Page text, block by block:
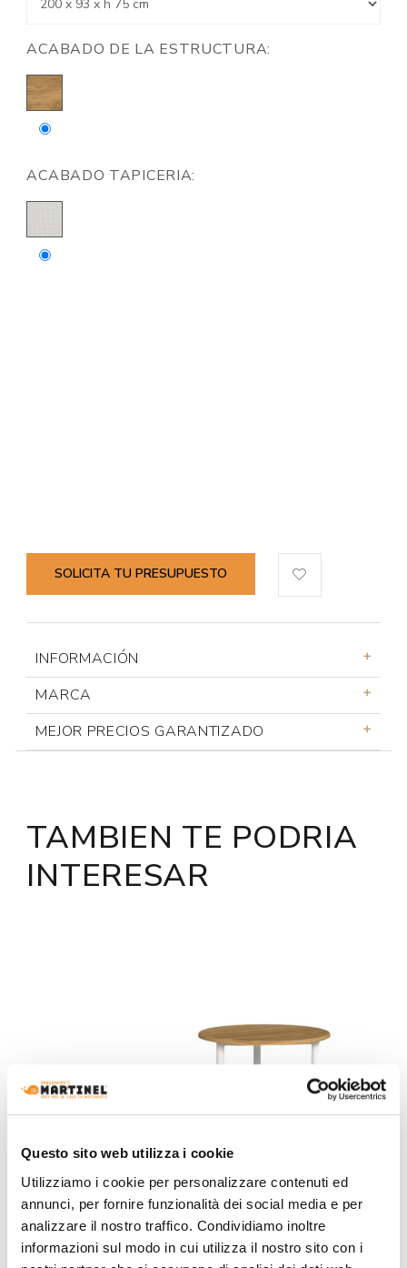
Questo sito web utilizza i cookie
Utilizziamo i cookie per personalizzare contenuti ed
annunci, per fornire funzionalità dei social media e per
analizzare il nostro traffico. Condividiamo inoltre
informazioni sul modo in cui utilizza il nostro sito con i
ACABADO DE LA ESTRUCTURA:
ACABADO TAPICERIA:
SOLICITA TU PRESUPUESTO
INFORMACIÓN
MARCA
MEJOR PRECIOS GARANTIZADO
TAMBIEN TE PODRIA
INTERESAR